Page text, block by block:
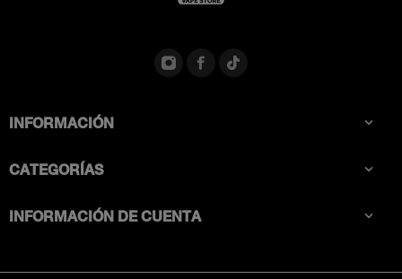
INFORMACIÓN 
CATEGORÍAS 
INFORMACIÓN DE CUENTA 